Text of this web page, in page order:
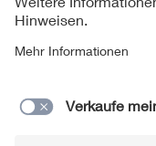
Impressum
Datenschutzinformationen
Lieferantenportal